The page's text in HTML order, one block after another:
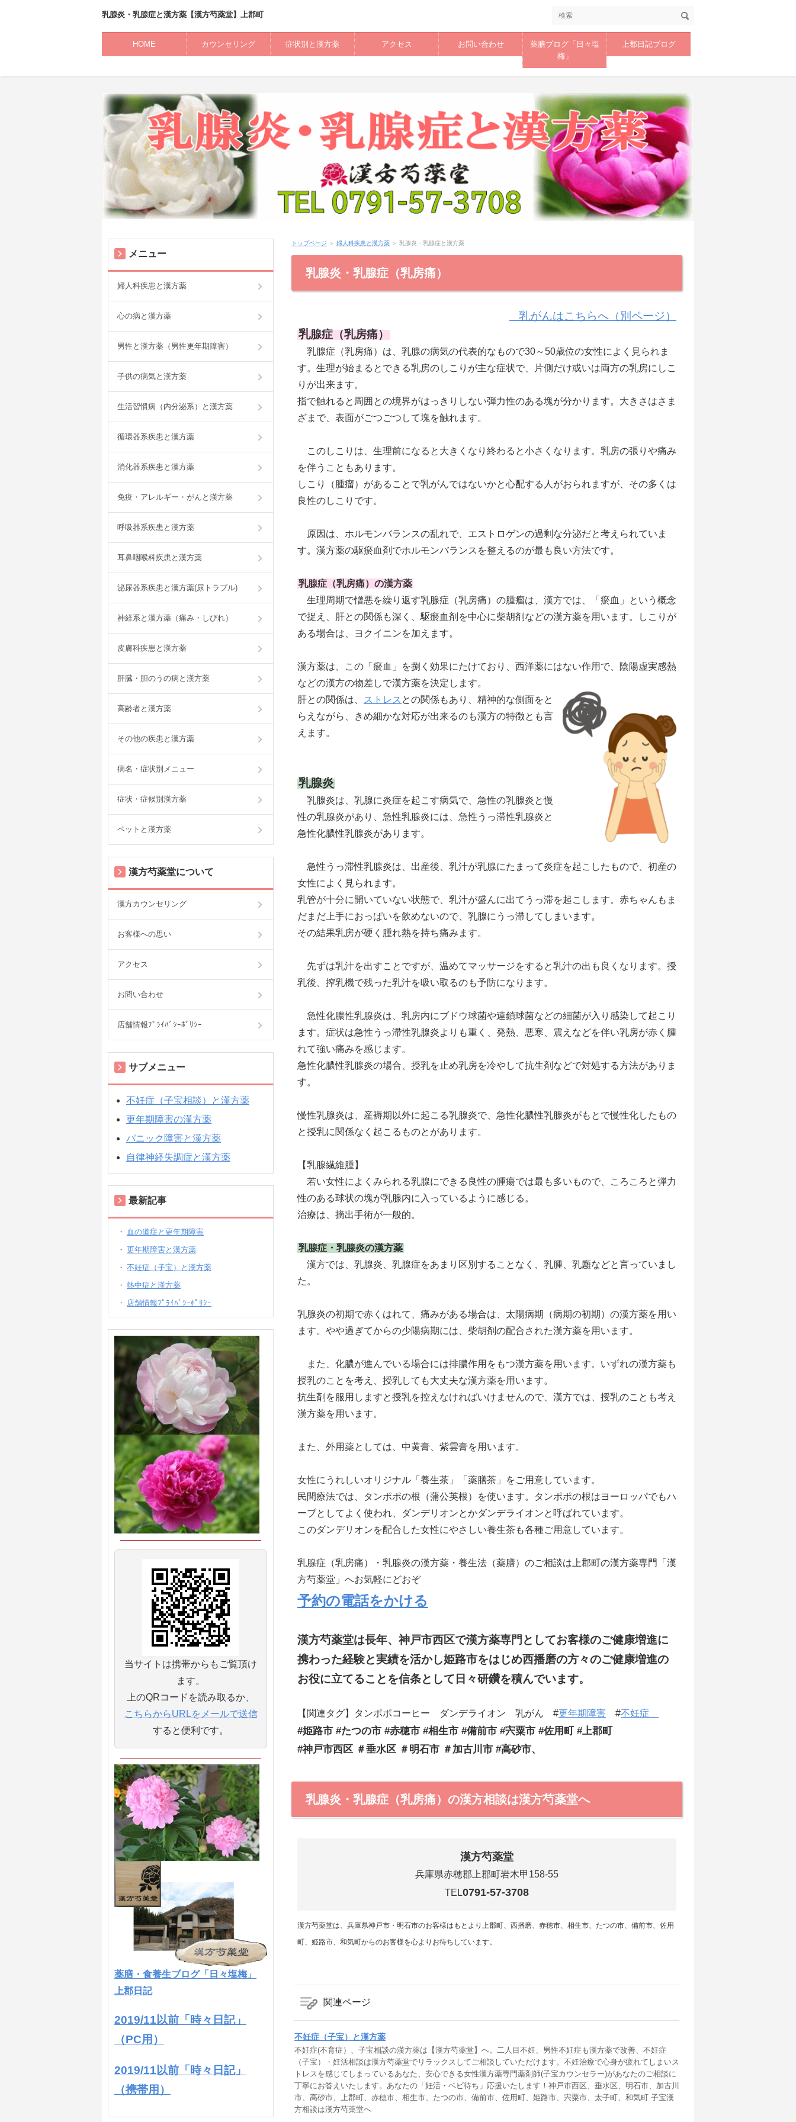
乳腺炎・乳腺症と漢方薬【漢方芍薬堂】上郡町
HOME カウンセリング 症状別と漢方薬 アクセス お問い合わせ
薬膳ブログ「日々塩
梅」
上郡日記ブログ
トップページ ＞ 婦人科疾患と漢方薬 ＞ 乳腺炎・乳腺症と漢方薬
乳腺炎・乳腺症（乳房痛）
乳がんはこちらへ（別ページ）
乳腺症（乳房痛）
乳腺症（乳房痛）は、乳腺の病気の代表的なもので30～50歳位の女性によく見られま
す。生理が始まるとできる乳房のしこりが主な症状で、片側だけ或いは両方の乳房にしこ
りが出来ます。
指で触れると周囲との境界がはっきりしない弾力性のある塊が分かります。大きさはさま
ざまで、表面がごつごつして塊を触れます。
このしこりは、生理前になると大きくなり終わると小さくなります。乳房の張りや痛み
を伴うこともあります。
しこり（腫瘤）があることで乳がんではないかと心配する人がおられますが、その多くは
良性のしこりです。
原因は、ホルモンバランスの乱れで、エストロゲンの過剰な分泌だと考えられていま
す。漢方薬の駆瘀血剤でホルモンバランスを整えるのが最も良い方法です。
乳腺症（乳房痛）の漢方薬
生理周期で憎悪を繰り返す乳腺症（乳房痛）の腫瘤は、漢方では、「瘀血」という概念
で捉え、肝との関係も深く、駆瘀血剤を中心に柴胡剤などの漢方薬を用います。しこりが
ある場合は、ヨクイニンを加えます。
漢方薬は、この「瘀血」を捌く効果にたけており、西洋薬にはない作用で、陰陽虚実感熱
などの漢方の物差しで漢方薬を決定します。
肝との関係は、
ストレス との関係もあり、精神的な側面をと
らえながら、きめ細かな対応が出来るのも漢方の特徴とも言
えます。
乳腺炎
乳腺炎は、乳腺に炎症を起こす病気で、急性の乳腺炎と慢
性の乳腺炎があり、急性乳腺炎には、急性うっ滞性乳腺炎と
急性化膿性乳腺炎があります。
急性うっ滞性乳腺炎は、出産後、乳汁が乳腺にたまって炎症を起こしたもので、初産の
女性によく見られます。
乳管が十分に開いていない状態で、乳汁が盛んに出てうっ滞を起こします。赤ちゃんもま
だまだ上手におっぱいを飲めないので、乳腺にうっ滞してしまいます。
その結果乳房が硬く腫れ熱を持ち痛みます。
先ずは乳汁を出すことですが、温めてマッサージをすると乳汁の出も良くなります。授
乳後、搾乳機で残った乳汁を吸い取るのも予防になります。
急性化膿性乳腺炎は、乳房内にブドウ球菌や連鎖球菌などの細菌が入り感染して起こり
ます。症状は急性うっ滞性乳腺炎よりも重く、発熱、悪寒、震えなどを伴い乳房が赤く腫
れて強い痛みを感じます。
急性化膿性乳腺炎の場合、授乳を止め乳房を冷やして抗生剤などで対処する方法がありま
す。
慢性乳腺炎は、産褥期以外に起こる乳腺炎で、急性化膿性乳腺炎がもとで慢性化したもの
と授乳に関係なく起こるものとがあります。
【乳腺繊維腫】
若い女性によくみられる乳腺にできる良性の腫瘍では最も多いもので、ころころと弾力
性のある球状の塊が乳腺内に入っているように感じる。
治療は、摘出手術が一般的。
乳腺症・乳腺炎の漢方薬
漢方では、乳腺炎、乳腺症をあまり区別することなく、乳腫、乳廱などと言っていまし
た。
乳腺炎の初期で赤くはれて、痛みがある場合は、太陽病期（病期の初期）の漢方薬を用い
ます。やや過ぎてからの少陽病期には、柴胡剤の配合された漢方薬を用います。
また、化膿が進んでいる場合には排膿作用をもつ漢方薬を用います。いずれの漢方薬も
授乳のことを考え、授乳しても大丈夫な漢方薬を用います。
抗生剤を服用しますと授乳を控えなければいけませんので、漢方では、授乳のことも考え
漢方薬を用います。
また、外用薬としては、中黄膏、紫雲膏を用います。
女性にうれしいオリジナル「養生茶」「薬膳茶」をご用意しています。
民間療法では、タンポポの根（蒲公英根）を使います。タンポポの根はヨーロッパでもハ
ーブとしてよく使われ、ダンデリオンとかダンデライオンと呼ばれています。
このダンデリオンを配合した女性にやさしい養生茶も各種ご用意しています。
乳腺症（乳房痛）・乳腺炎の漢方薬・養生法（薬膳）のご相談は上郡町の漢方薬専門「漢
方芍薬堂」へお気軽にどおぞ
予約の電話をかける
漢方芍薬堂は長年、神戸市西区で漢方薬専門としてお客様のご健康増進に
携わった経験と実績を活かし姫路市をはじめ西播磨の方々のご健康増進の
お役に立てることを信条として日々研鑽を積んでいます。
【関連タグ】タンポポコーヒー ダンデライオン 乳がん #更年期障害 #不妊症
#姫路市 #たつの市 #赤穂市 #相生市 #備前市 #宍粟市 #佐用町 #上郡町
#神戸市西区 ＃垂水区 ＃明石市 ＃加古川市 #高砂市、
乳腺炎・乳腺症（乳房痛）の漢方相談は漢方芍薬堂へ
漢方芍薬堂
兵庫県赤穂郡上郡町岩木甲158-55
TEL0791-57-3708
漢方芍薬堂は、兵庫県神戸市・明石市のお客様はもとより上郡町、西播磨、赤穂市、相生市、たつの市、備前市、佐用
町、姫路市、和気町からのお客様を心よりお待ちしています。
関連ページ
不妊症（子宝）と漢方薬
不妊症(不育症）、子宝相談の漢方薬は【漢方芍薬堂】へ。二人目不妊、男性不妊症も漢方薬で改善、不妊症
（子宝）・妊活相談は漢方芍薬堂でリラックスしてご相談していただけます。不妊治療で心身が疲れてしまいス
トレスを感じてしまっているあなた、安心できる女性漢方薬専門薬剤師(子宝カウンセラー)があなたのご相談に
丁寧にお答えいたします。あなたの「妊活・ベビ待ち」応援いたします！神戸市西区、垂水区、明石市、加古川
市、高砂市、上郡町、赤穂市、相生市、たつの市、備前市、佐用町、姫路市、宍粟市、太子町、和気町 子宝漢
方相談は漢方芍薬堂へ
メニュー
婦人科疾患と漢方薬
心の病と漢方薬
男性と漢方薬（男性更年期障害）
子供の病気と漢方薬
生活習慣病（内分泌系）と漢方薬
循環器系疾患と漢方薬
消化器系疾患と漢方薬
免疫・アレルギー・がんと漢方薬
呼吸器系疾患と漢方薬
耳鼻咽喉科疾患と漢方薬
泌尿器系疾患と漢方薬(尿トラブル)
神経系と漢方薬（痛み・しびれ）
皮膚科疾患と漢方薬
肝臓・胆のうの病と漢方薬
高齢者と漢方薬
その他の疾患と漢方薬
病名・症状別メニュー
症状・症候別漢方薬
ペットと漢方薬
漢方芍薬堂について
漢方カウンセリング
お客様への思い
アクセス
お問い合わせ
店舗情報ﾌﾟﾗｲﾊﾞｼｰﾎﾟﾘｼｰ
サブメニュー
不妊症（子宝相談）と漢方薬
更年期障害の漢方薬
パニック障害と漢方薬
自律神経失調症と漢方薬
最新記事
血の道症と更年期障害
更年期障害と漢方薬
不妊症（子宝）と漢方薬
熱中症と漢方薬
店舗情報ﾌﾟﾗｲﾊﾞｼｰﾎﾟﾘｼｰ
当サイトは携帯からもご覧頂け
ます。
上のQRコードを読み取るか、
こちらからURLをメールで送信
すると便利です。
薬膳・食養生ブログ「日々塩梅」
上郡日記
2019/11以前「時々日記」
（PC用）
2019/11以前「時々日記」
（携帯用）